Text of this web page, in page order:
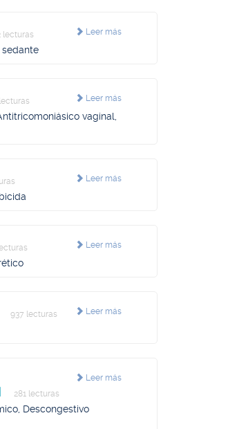
Leer más
lecturas
Leer más
vaginal,
Leer más
Leer más
Leer más
937 lecturas
Leer más
281 lecturas
Descongestivo